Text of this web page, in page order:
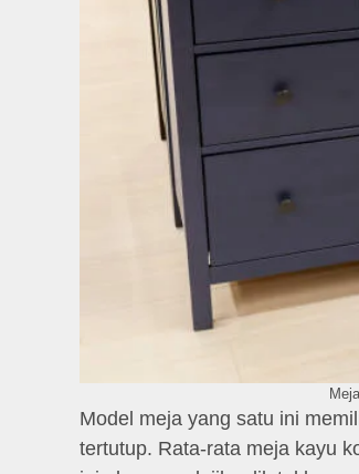
Model meja yang satu ini
tertutup. Rata-rata meja kayu